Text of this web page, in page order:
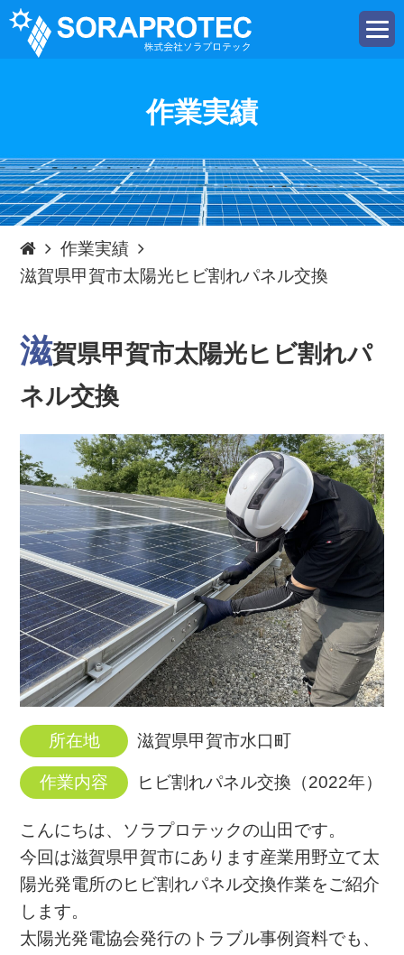
t
o
i
g
a
t
i
o
作業実績
作業実績
滋賀県甲賀市太陽光ヒビ割れパネル交換
滋賀県甲賀市太陽光ヒビ割れパ
ネル交換
所在地 滋賀県甲賀市水口町
作業内容 ヒビ割れパネル交換（2022年）
こんにちは、ソラプロテックの山田です。
今回は滋賀県甲賀市にあります産業用野立て太
陽光発電所のヒビ割れパネル交換作業をご紹介
します。
太陽光発電協会発行のトラブル事例資料でも、